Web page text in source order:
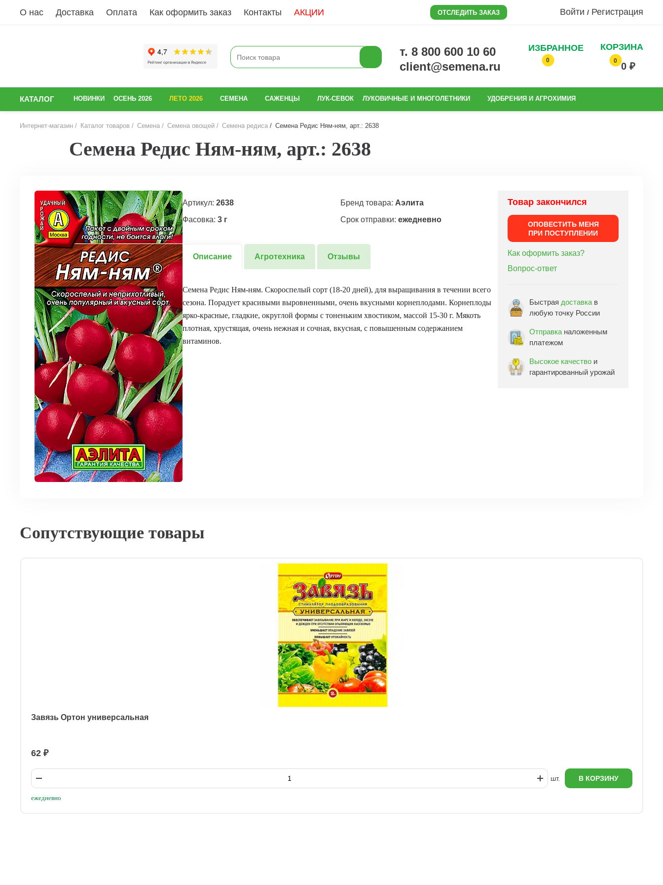
О нас Доставка Оплата Как оформить заказ Контакты АКЦИИ ОТСЛЕДИТЬ ЗАКАЗ Войти / Регистрация
т. 8 800 600 10 60
client@semena.ru
ИЗБРАННОЕ
0
КОРЗИНА
0
0 ₽
КАТАЛОГ НОВИНКИ ОСЕНЬ 2026 ЛЕТО 2026 СЕМЕНА САЖЕНЦЫ ЛУК-СЕВОК ЛУКОВИЧНЫЕ И МНОГОЛЕТНИКИ УДОБРЕНИЯ И АГРОХИМИЯ
Интернет-магазин Каталог товаров Семена Семена овощей Семена редиса Семена Редис Ням-ням, арт.: 2638
Семена Редис Ням-ням, арт.: 2638
Артикул: 2638 Бренд товара: Аэлита
Фасовка: 3 г Срок отправки: ежедневно
Описание Агротехника Отзывы
Семена Редис Ням-ням. Скороспелый сорт (18-20 дней), для выращивания в течении всего
сезона. Порадует красивыми выровненными, очень вкусными корнеплодами. Корнеплоды
ярко-красные, гладкие, округлой формы с тоненьким хвостиком, массой 15-30 г. Мякоть
плотная, хрустящая, очень нежная и сочная, вкусная, с повышенным содержанием
витаминов.
Товар закончился
ОПОВЕСТИТЬ МЕНЯ
ПРИ ПОСТУПЛЕНИИ
Как оформить заказ?
Вопрос-ответ
Быстрая доставка в
любую точку России
Отправка наложенным
платежом
Высокое качество и
гарантированный урожай
Сопутствующие товары
Завязь Ортон универсальная
62 ₽
шт. В КОРЗИНУ
ежедневно